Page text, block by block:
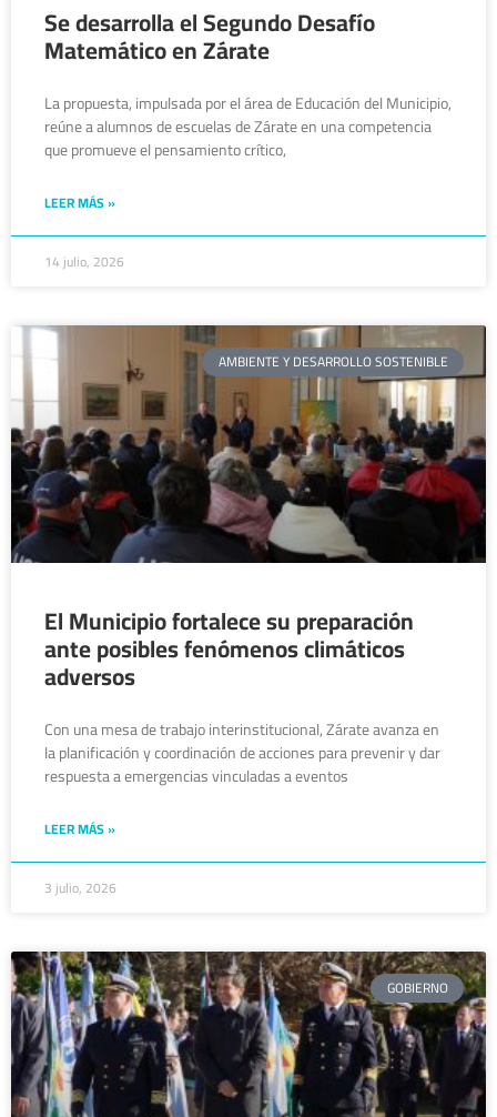
Se desarrolla el Segundo Desafío
Matemático en Zárate
La propuesta, impulsada por el área de Educación del Municipio,
reúne a alumnos de escuelas de Zárate en una competencia
que promueve el pensamiento crítico,
LEER MÁS »
14 julio, 2026
AMBIENTE Y DESARROLLO SOSTENIBLE
El Municipio fortalece su preparación
ante posibles fenómenos climáticos
adversos
Con una mesa de trabajo interinstitucional, Zárate avanza en
la planificación y coordinación de acciones para prevenir y dar
respuesta a emergencias vinculadas a eventos
LEER MÁS »
3 julio, 2026
GOBIERNO